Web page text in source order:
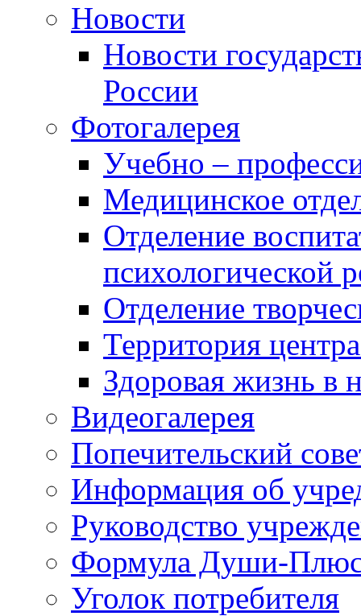
Новости
Новости
России
Фотогалерея
Учебно –
Медицинское
Отделение
психологической
Отделение
Территория
Здоровая жизнь в
Видеогалерея
Попечительский
Информация об
Руководство
Формула Души-
Уголок потребителя